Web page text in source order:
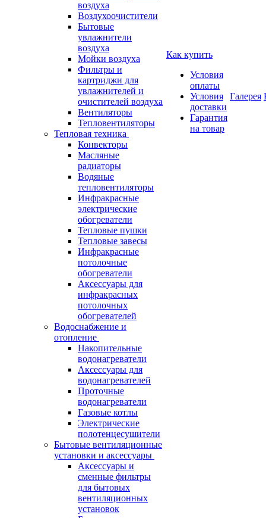
воздуха
Воздухоочистители
Бытовые
увлажнители
воздуха
Мойки воздуха
Фильтры и
картриджи для
увлажнителей и
очистителей воздуха
Вентиляторы
Тепловентиляторы
Тепловая техника
Конвекторы
Масляные
радиаторы
Водяные
тепловентиляторы
Инфракрасные
электрические
обогреватели
Тепловые пушки
Тепловые завесы
Инфракрасные
потолочные
обогреватели
Аксессуары для
инфракрасных
потолочных
обогревателей
Водоснабжение и
отопление
Накопительные
водонагреватели
Аксессуары для
водонагревателей
Проточные
водонагреватели
Газовые котлы
Электрические
полотенцесушители
Бытовые вентиляционные
установки и аксессуары
Аксессуары и
сменные фильтры
для бытовых
вентиляционных
установок
Как купить
Условия
оплаты
Условия
доставки
Гарантия
на товар
Галерея